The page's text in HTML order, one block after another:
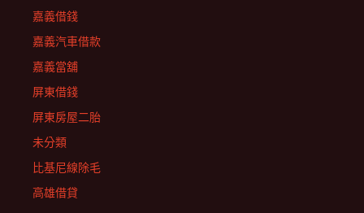
嘉義借錢
嘉義汽車借款
嘉義當舖
屏東借錢
屏東房屋二胎
未分類
比基尼線除毛
高雄借貸